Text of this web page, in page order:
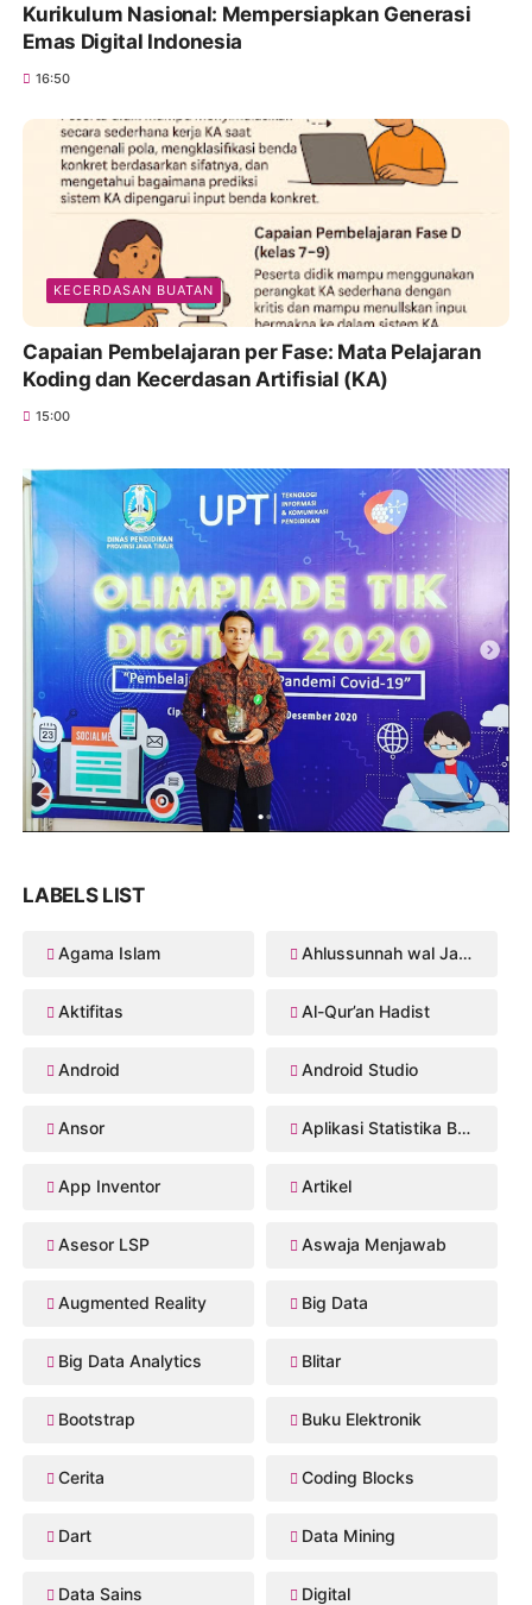
Kurikulum Nasional: Mempersiapkan Generasi
Emas Digital Indonesia
16:50
KECERDASAN BUATAN
Capaian Pembelajaran per Fase: Mata Pelajaran
Koding dan Kecerdasan Artifisial (KA)
15:00
LABELS LIST
Agama Islam Ahlussunnah wal Jama'ah
Aktifitas Al-Qur’an Hadist
Android Android Studio
Ansor Aplikasi Statistika Bayesian
App Inventor Artikel
Asesor LSP Aswaja Menjawab
Augmented Reality Big Data
Big Data Analytics Blitar
Bootstrap Buku Elektronik
Cerita Coding Blocks
Dart Data Mining
Data Sains Digital